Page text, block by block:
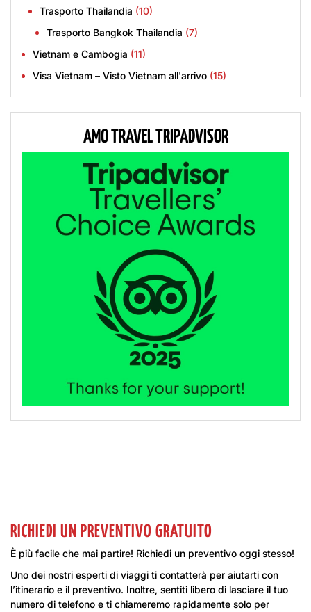
Trasporto Thailandia (10)
Trasporto Bangkok Thailandia (7)
Vietnam e Cambogia (11)
Visa Vietnam – Visto Vietnam all'arrivo (15)
AMO TRAVEL TRIPADVISOR
RICHIEDI UN PREVENTIVO GRATUITO
È più facile che mai partire! Richiedi un preventivo oggi stesso!
Uno dei nostri esperti di viaggi ti contatterà per aiutarti con
l’itinerario e il preventivo. Inoltre, sentiti libero di lasciare il tuo
numero di telefono e ti chiameremo rapidamente solo per